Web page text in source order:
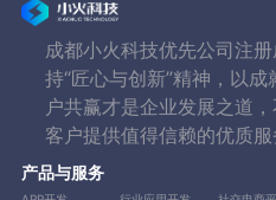
成都小火科技优先公司注
持“匠心与创新”精神，以
户共赢才是企业发展之道
客户提供值得信赖的优质服
产品与服务